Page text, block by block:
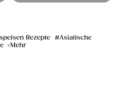
Rezepte
Asiatische
Mehr